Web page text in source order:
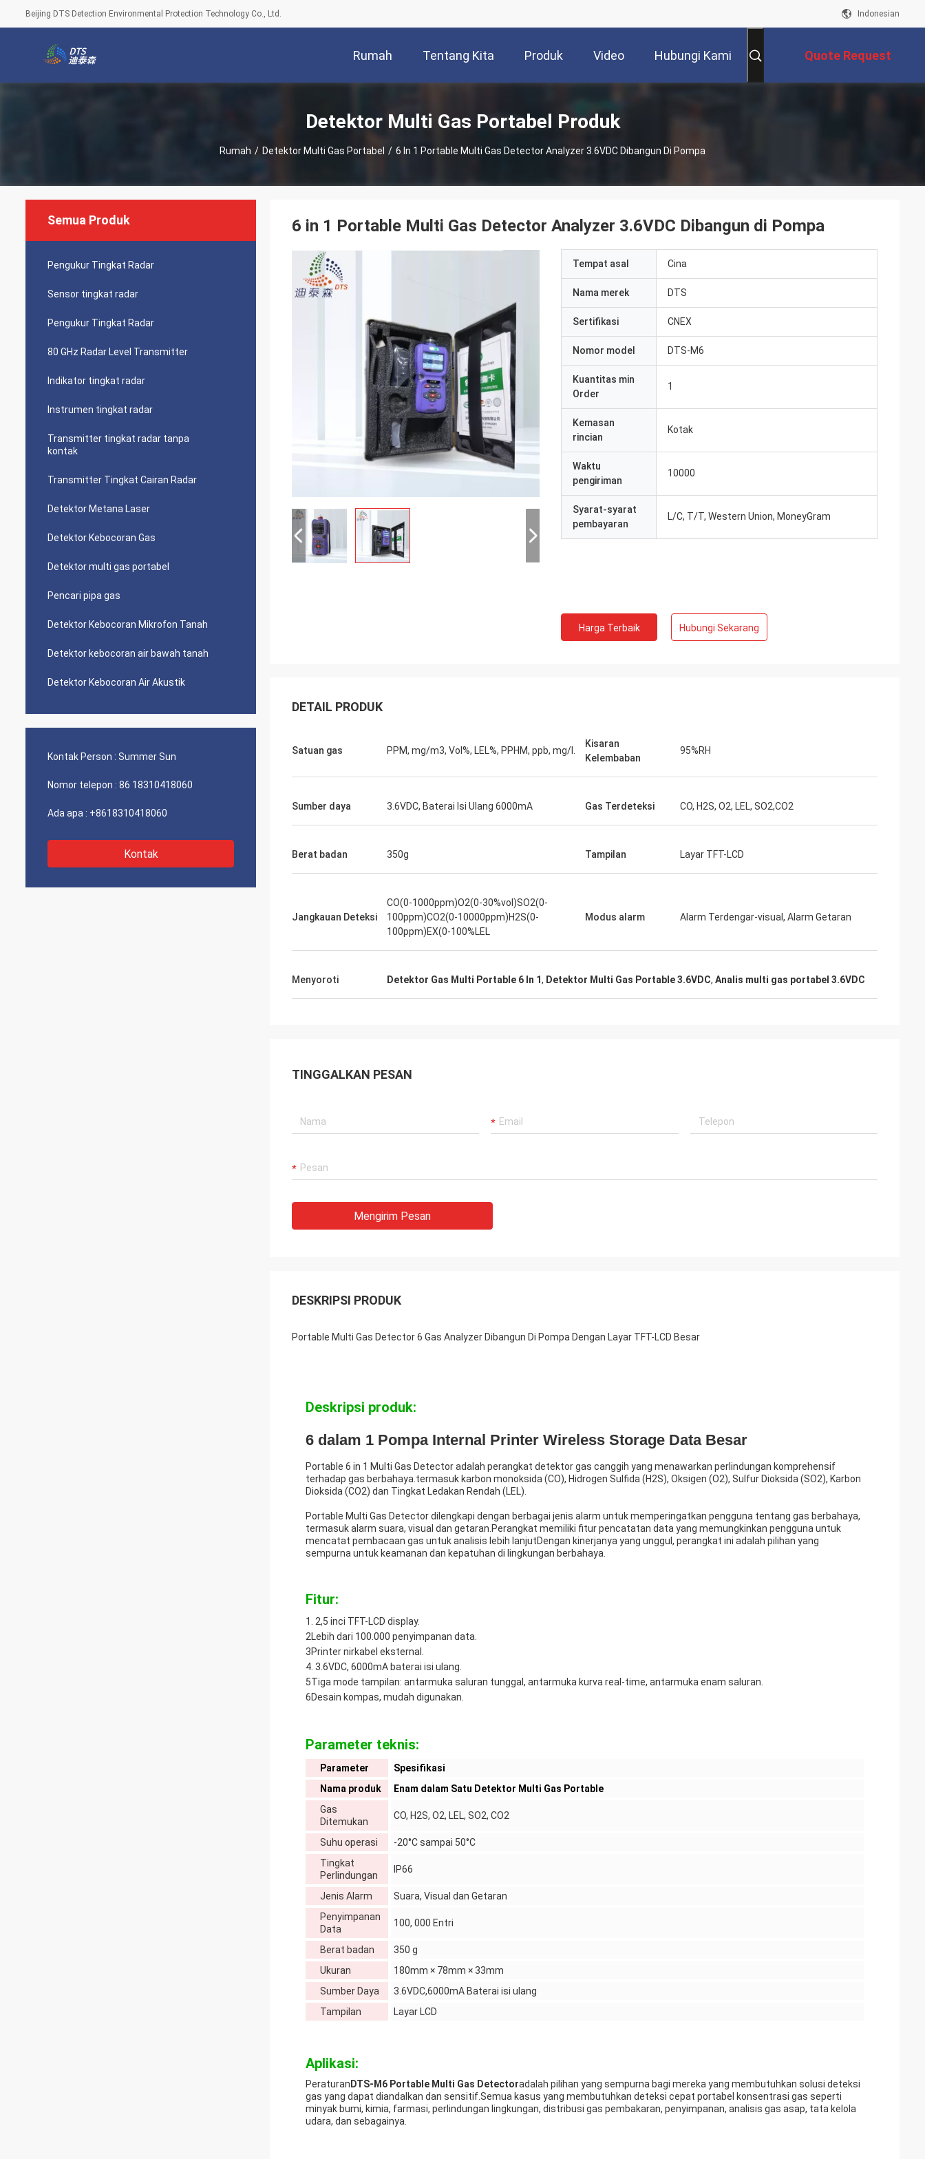
Beijing DTS Detection Environmental Protection Technology Co., Ltd. Indonesian
Rumah Tentang Kita Produk Video Hubungi Kami Quote Request
Detektor Multi Gas Portabel Produk
Rumah / Detektor Multi Gas Portabel / 6 In 1 Portable Multi Gas Detector Analyzer 3.6VDC Dibangun Di Pompa
Semua Produk
Pengukur Tingkat Radar
Sensor tingkat radar
Pengukur Tingkat Radar
80 GHz Radar Level Transmitter
Indikator tingkat radar
Instrumen tingkat radar
Transmitter tingkat radar tanpa
kontak
Transmitter Tingkat Cairan Radar
Detektor Metana Laser
Detektor Kebocoran Gas
Detektor multi gas portabel
Pencari pipa gas
Detektor Kebocoran Mikrofon Tanah
Detektor kebocoran air bawah tanah
Detektor Kebocoran Air Akustik
Kontak Person : Summer Sun
Nomor telepon : 86 18310418060
Ada apa : +8618310418060
Kontak
6 in 1 Portable Multi Gas Detector Analyzer 3.6VDC Dibangun di Pompa
Tempat asal Cina
Nama merek DTS
Sertifikasi CNEX
Nomor model DTS-M6
Kuantitas min
Order
1
Kemasan
rincian
Kotak
Waktu
pengiriman
10000
Syarat-syarat
pembayaran
L/C, T/T, Western Union, MoneyGram
Harga Terbaik Hubungi Sekarang
DETAIL PRODUK
Satuan gas PPM, mg/m3, Vol%, LEL%, PPHM, ppb, mg/l.
Kisaran
Kelembaban
95%RH
Sumber daya 3.6VDC, Baterai Isi Ulang 6000mA Gas Terdeteksi CO, H2S, O2, LEL, SO2,CO2
Berat badan 350g Tampilan Layar TFT-LCD
Jangkauan Deteksi
CO(0-1000ppm)O2(0-30%vol)SO2(0-
100ppm)CO2(0-10000ppm)H2S(0-
100ppm)EX(0-100%LEL
Modus alarm Alarm Terdengar-visual, Alarm Getaran
Menyoroti Detektor Gas Multi Portable 6 In 1, Detektor Multi Gas Portable 3.6VDC, Analis multi gas portabel 3.6VDC
TINGGALKAN PESAN
Mengirim Pesan
DESKRIPSI PRODUK
Portable Multi Gas Detector 6 Gas Analyzer Dibangun Di Pompa Dengan Layar TFT-LCD Besar
Deskripsi produk:
6 dalam 1 Pompa Internal Printer Wireless Storage Data Besar
Portable 6 in 1 Multi Gas Detector adalah perangkat detektor gas canggih yang menawarkan perlindungan komprehensif
terhadap gas berbahaya.termasuk karbon monoksida (CO), Hidrogen Sulfida (H2S), Oksigen (O2), Sulfur Dioksida (SO2), Karbon
Dioksida (CO2) dan Tingkat Ledakan Rendah (LEL).
Portable Multi Gas Detector dilengkapi dengan berbagai jenis alarm untuk memperingatkan pengguna tentang gas berbahaya,
termasuk alarm suara, visual dan getaran.Perangkat memiliki fitur pencatatan data yang memungkinkan pengguna untuk
mencatat pembacaan gas untuk analisis lebih lanjutDengan kinerjanya yang unggul, perangkat ini adalah pilihan yang
sempurna untuk keamanan dan kepatuhan di lingkungan berbahaya.
Fitur:
1. 2,5 inci TFT-LCD display.
2Lebih dari 100.000 penyimpanan data.
3Printer nirkabel eksternal.
4. 3.6VDC, 6000mA baterai isi ulang.
5Tiga mode tampilan: antarmuka saluran tunggal, antarmuka kurva real-time, antarmuka enam saluran.
6Desain kompas, mudah digunakan.
Parameter teknis:
Parameter
Spesifikasi
Nama produk
Enam dalam Satu Detektor Multi Gas Portable
Gas
Ditemukan
CO, H2S, O2, LEL, SO2, CO2
Suhu operasi
-20°C sampai 50°C
Tingkat
Perlindungan
IP66
Jenis Alarm
Suara, Visual dan Getaran
Penyimpanan
Data
100, 000 Entri
Berat badan
350 g
Ukuran
180mm × 78mm × 33mm
Sumber Daya
3.6VDC,6000mA Baterai isi ulang
Tampilan
Layar LCD
Aplikasi:
Peraturan DTS-M6 Portable Multi Gas Detectoradalah pilihan yang sempurna bagi mereka yang membutuhkan solusi deteksi
gas yang dapat diandalkan dan sensitif.Semua kasus yang membutuhkan deteksi cepat portabel konsentrasi gas seperti
minyak bumi, kimia, farmasi, perlindungan lingkungan, distribusi gas pembakaran, penyimpanan, analisis gas asap, tata kelola
udara, dan sebagainya.